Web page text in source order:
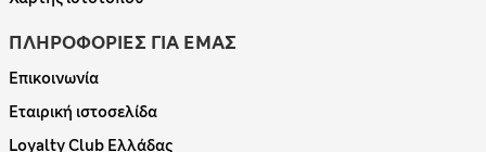
ΠΛΗΡΟΦΟΡΙΕΣ ΓΙΑ ΕΜΑΣ
Επικοινωνία
Εταιρική ιστοσελίδα
Loyalty Club Ελλάδας